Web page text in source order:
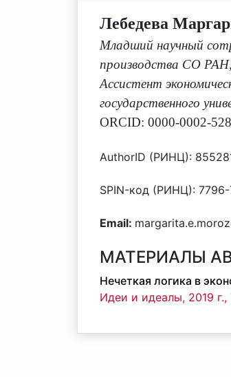
Лебедева
Младший научный
производства СО
Ассистент
государственного
ORCID: 0000-0002-
AuthorID (РИНЦ):
SPIN-код (РИНЦ):
Email:
МАТЕРИАЛЫ
Нечеткая логика в
Идеи и идеалы, 2019 г.,